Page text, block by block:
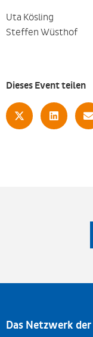
Uta Kösling
Steffen Wüsthof
Dieses Event teilen
Das Netzwerk